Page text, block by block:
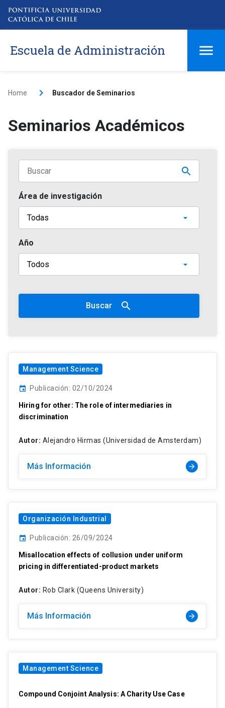
Escuela de Administración
Home Buscador de Seminarios
Seminarios Académicos
Área de investigación
Año
Buscar search
Management Science
event Publicación: 02/10/2024
Hiring for other: The role of intermediaries in
discrimination
Autor: Alejandro Hirmas (Universidad de Amsterdam)
Más Información arrow_forward
Organización Industrial
event Publicación: 26/09/2024
Misallocation effects of collusion under uniform
pricing in differentiated-product markets
Autor: Rob Clark (Queens University)
Más Información arrow_forward
Management Science
Compound Conjoint Analysis: A Charity Use Case